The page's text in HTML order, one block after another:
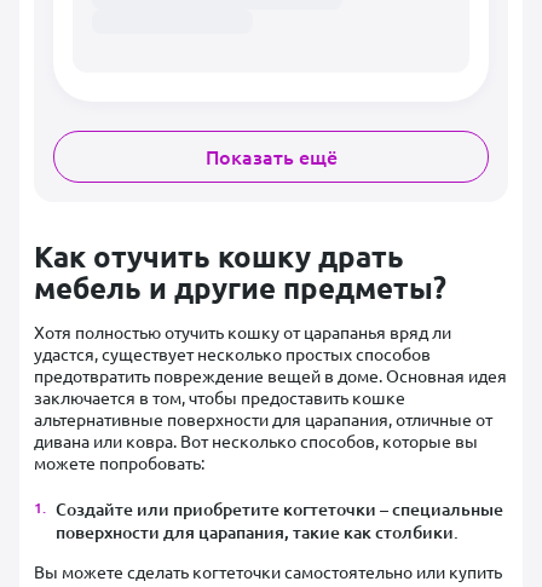
Показать ещё
Как отучить кошку драть
мебель и другие предметы?
Хотя полностью отучить кошку от царапанья вряд ли
удастся, существует несколько простых способов
предотвратить повреждение вещей в доме. Основная идея
заключается в том, чтобы предоставить кошке
альтернативные поверхности для царапания, отличные от
дивана или ковра. Вот несколько способов, которые вы
можете попробовать:
Создайте или приобретите когтеточки – специальные
поверхности для царапания, такие как столбики.
Вы можете сделать когтеточки самостоятельно или купить